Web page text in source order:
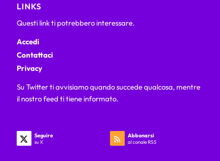
LINKS
Questi link ti potrebbero interessare.
Accedi
Contattaci
Privacy
Su Twitter ti avvisiamo quando succede qualcosa, mentre
il nostro feed ti tiene informato.
Seguire
su X
Abbonarsi
al canale RSS